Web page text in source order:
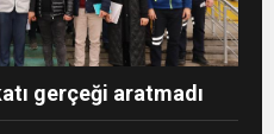
gerçeği aratmadı